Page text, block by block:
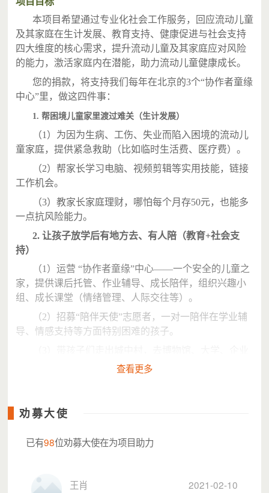
本项目希望通过专业化社会工作服务，回应流动儿童
及其家庭在生计发展、教育支持、健康促进与社会支持
四大维度的核心需求，提升流动儿童及其家庭应对风险
的能力，激活家庭内在潜能，助力流动儿童健康成长。
您的捐款，将支持我们每年在北京的3个“协作者童缘
中心”里，做这四件事：
1. 帮困境儿童家里渡过难关（生计发展）
（1）为因为生病、工伤、失业而陷入困境的流动儿
童家庭，提供紧急救助（比如临时生活费、医疗费）。
（2）帮家长学习电脑、视频剪辑等实用技能，链接
工作机会。
（3）教家长家庭理财，哪怕每个月存50元，也能多
一点抗风险能力。
2. 让孩子放学后有地方去、有人陪（教育+社会支
持）
（1）运营 “协作者童缘”中心——一个安全的儿童之
家，提供课后托管、作业辅导、成长陪伴，组织兴趣小
组、成长课堂（情绪管理、人际交往等）。
（2）招募“陪伴天使”志愿者，一对一陪伴在学业辅
导、情感支持等方面特别困难的孩子。
查看更多
劝募大使
已有98位劝募大使在为项目助力
王肖 2021-02-10